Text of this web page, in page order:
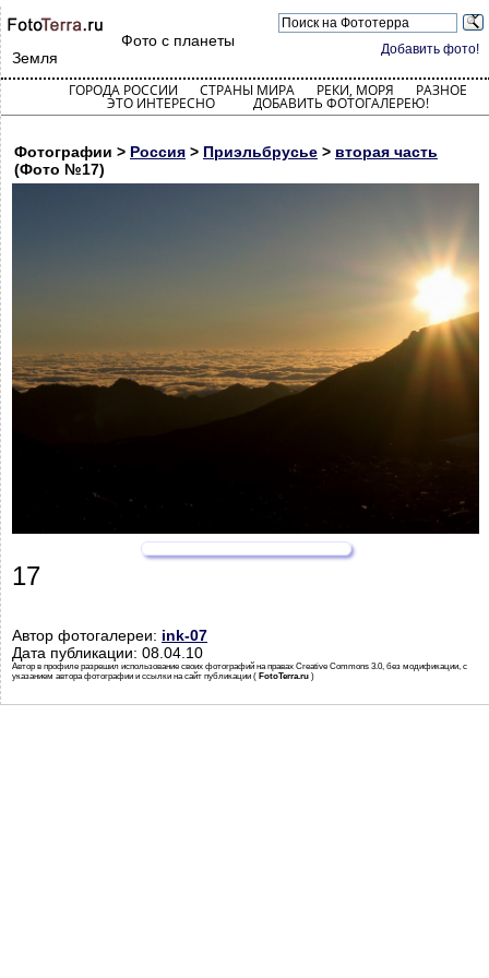
Добавить фото!
Фото с планеты
Земля
ГОРОДА РОССИИ СТРАНЫ МИРА РЕКИ, МОРЯ РАЗНОЕ
ЭТО ИНТЕРЕСНО ДОБАВИТЬ ФОТОГАЛЕРЕЮ!
Фотографии > Россия > Приэльбрусье > вторая часть
(Фото №17)
17
Автор фотогалереи: ink-07
Дата публикации: 08.04.10
Автор в профиле разрешил использование своих фотографий на правах Creative Commons 3.0, без модификации, с
указанием автора фотографии и ссылки на сайт публикации ( FotoTerra.ru )